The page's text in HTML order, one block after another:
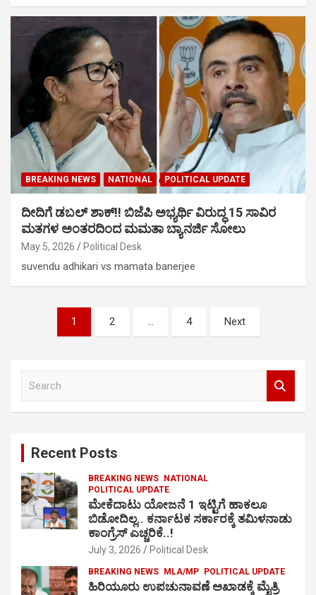
BREAKING NEWS NATIONAL POLITICAL UPDATE
ದೀದಿಗೆ ಡಬಲ್ ಶಾಕ್!! ಬಿಜೆಪಿ ಅಭ್ಯರ್ಥಿ ವಿರುದ್ಧ 15 ಸಾವಿರ
ಮತಗಳ ಅಂತರದಿಂದ ಮಮತಾ ಬ್ಯಾನರ್ಜಿ ಸೋಲು
May 5, 2026 Political Desk
suvendu adhikari vs mamata banerjee
pagination
1 2 … 4 Next
Recent Posts
BREAKING NEWS NATIONAL
POLITICAL UPDATE
ಮೇಕೆದಾಟು ಯೋಜನೆ 1 ಇಟ್ಟಿಗೆ ಹಾಕಲೂ
ಬಿಡೋದಿಲ್ಲ.. ಕರ್ನಾಟಕ ಸರ್ಕಾರಕ್ಕೆ ತಮಿಳನಾಡು
ಕಾಂಗ್ರೆಸ್ ಎಚ್ಚರಿಕೆ..!
July 3, 2026 Political Desk
BREAKING NEWS MLA/MP POLITICAL UPDATE
ಹಿರಿಯೂರು ಉಪಚುನಾವಣೆ ಅಖಾಡಕ್ಕೆ ಮೈತ್ರಿ